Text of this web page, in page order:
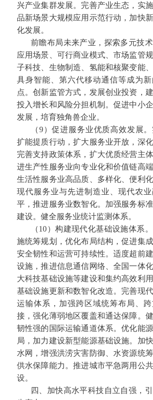
兴产业集群发展。完善产业生态，实
品新场景大规模应用示范行动，加快
化发展。
前瞻布局未来产业，探索多元技
应用场景、可行商业模式、市场监管
子科技、生物制造、氢能和核聚变能、
具身智能、第六代移动通信等成为
点。创新监管方式，发展创业投资，
投入增长和风险分担机制。促进中小
发展，培育独角兽企业。
（9）促进服务业优质高效发展
扩能提质行动，扩大服务业开放，深
完善支持政策体系，扩大优质经营主
进生产性服务业向专业化和价值链高
生活性服务业高品质、多样化、便利
现代服务业与先进制造业、现代农
平，推进服务业数智化。加强服务标
建设。健全服务业统计监测体系。
（10）构建现代化基础设施体系
施统筹规划，优化布局结构，促进集
安全韧性和运营可持续性。适度超前
设施，推进信息通信网络、全国一体
大科技基础设施等建设和集约高效利
基础设施更新和数智化改造。完善现
运输体系，加强跨区域统筹布局、
接，强化薄弱地区覆盖和通达保障。健
韧性强的国际运输通道体系。优化能
局，加力建设新型能源基础设施。加
水网，增强洪涝灾害防御、水资源统
供水保障能力。推进城市平急两用公
设。
四、加快高水平科技自立自强，